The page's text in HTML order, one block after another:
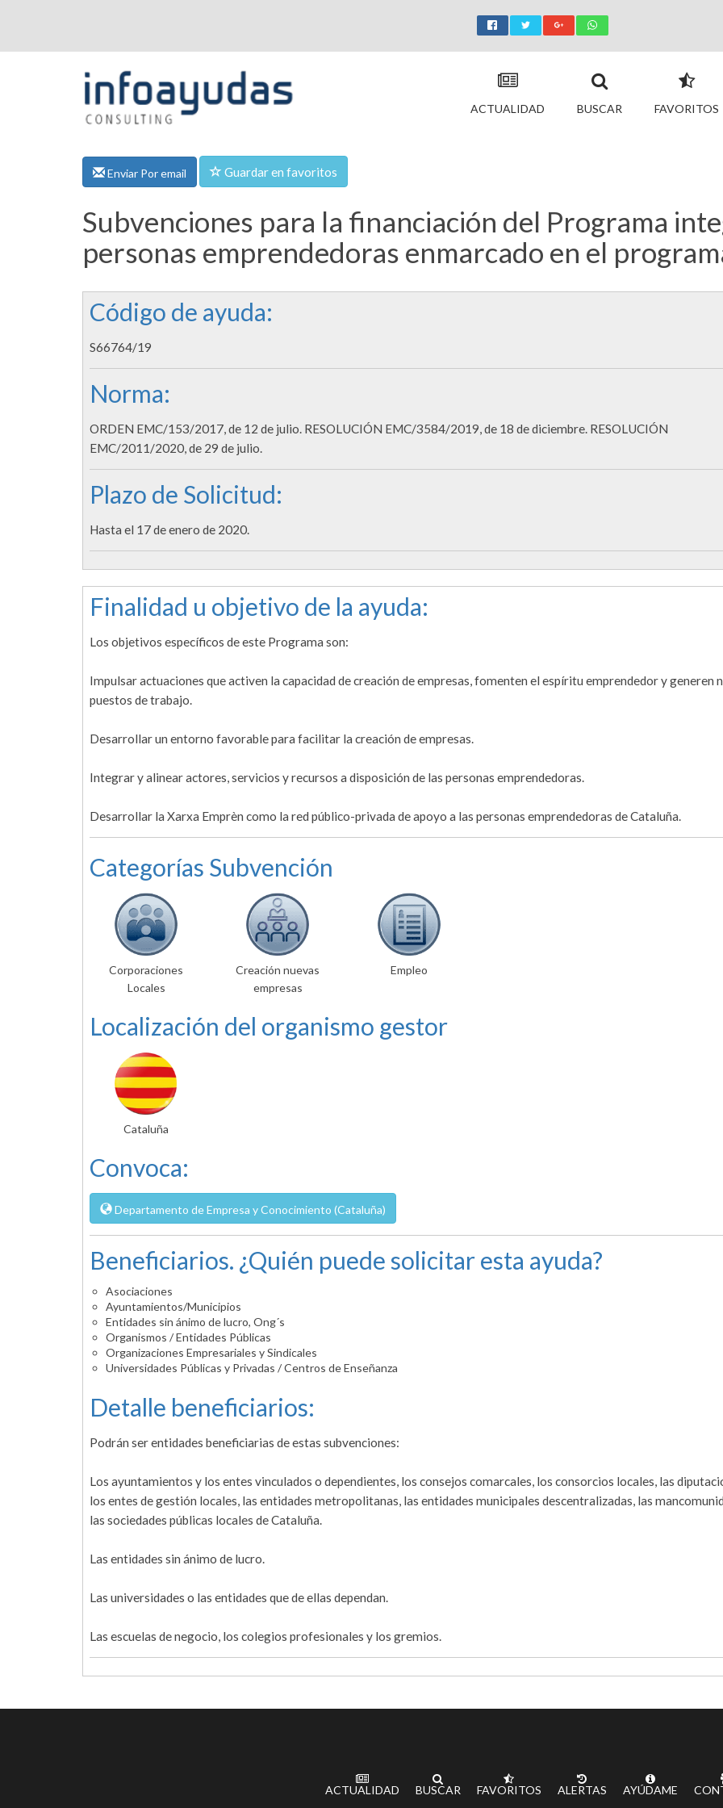
ACTUALIDAD BUSCAR FAVORITOS
Enviar Por email Guardar en favoritos
Subvenciones para la financiación del Programa
personas emprendedoras enmarcado en el
Código de ayuda:
S66764/19
Norma:
ORDEN EMC/153/2017, de 12 de julio. RESOLUCIÓN EMC/3584/2019, de 18 de diciembre. RESOLUCIÓN
EMC/2011/2020, de 29 de julio.
Plazo de Solicitud:
Hasta el 17 de enero de 2020.
Finalidad u objetivo de la ayuda:
Los objetivos específicos de este Programa son:
Impulsar actuaciones que activen la capacidad de creación de empresas, fomenten el espíritu emprendedor y generen
puestos de trabajo.
Desarrollar un entorno favorable para facilitar la creación de empresas.
Integrar y alinear actores, servicios y recursos a disposición de las personas emprendedoras.
Desarrollar la Xarxa Emprèn como la red público-privada de apoyo a las personas emprendedoras de Cataluña.
Categorías Subvención
Corporaciones
Locales
Creación nuevas
empresas
Empleo
Localización del organismo gestor
Cataluña
Convoca:
Departamento de Empresa y Conocimiento (Cataluña)
Beneficiarios. ¿Quién puede solicitar esta ayuda?
Asociaciones
Ayuntamientos/Municipios
Entidades sin ánimo de lucro, Ong´s
Organismos / Entidades Públicas
Organizaciones Empresariales y Sindicales
Universidades Públicas y Privadas / Centros de Enseñanza
Detalle beneficiarios:
Podrán ser entidades beneficiarias de estas subvenciones:
Los ayuntamientos y los entes vinculados o dependientes, los consejos comarcales, los consorcios locales, las
los entes de gestión locales, las entidades metropolitanas, las entidades municipales descentralizadas, las
las sociedades públicas locales de Cataluña.
Las entidades sin ánimo de lucro.
Las universidades o las entidades que de ellas dependan.
Las escuelas de negocio, los colegios profesionales y los gremios.
ACTUALIDAD BUSCAR FAVORITOS ALERTAS AYÚDAME